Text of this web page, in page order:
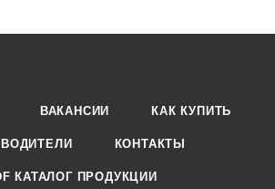
ВАКАНСИИ КАК КУПИТЬ
КОНТАКТЫ
КАТАЛОГ ПРОДУКЦИИ